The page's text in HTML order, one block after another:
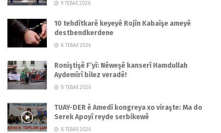
9 TEBAX 2026
10 tehdîtkarê keyeyê Rojîn Kabaîşe ameyê
destbendkerdene
8 TEBAX 2026
Roniştişê F’yî: Nêweşê kanserî Hamdullah
Aydemîrî bilez veradê!
8 TEBAX 2026
TUAY-DER ê Amedî kongreya xo viraşte: Ma do
Serek Apoyî reyde serbikewê
8 TEBAX 2026